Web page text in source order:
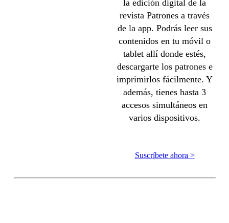
la edición digital de la
revista Patrones a través
de la app. Podrás leer sus
contenidos en tu móvil o
tablet allí donde estés,
descargarte los patrones e
imprimirlos fácilmente. Y
además, tienes hasta 3
accesos simultáneos en
varios dispositivos.
Suscríbete ahora >